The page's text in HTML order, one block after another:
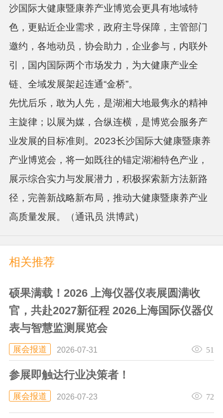
沙国际大健康暨康养产业博览会更具有地域特
色，更贴近企业需求，政府主导保障，主管部门
邀约，各地动员，协会助力，企业参与，内联外
引，国内国际两个市场发力，为大健康产业全
链、全域发展架起连通“金桥”。
先忧后乐，敢为人先，是湖湘大地最隽永的精神
主旋律；以展为媒，合纵连横，是博览会服务产
业发展的目标准则。 2023长沙国际大健康暨康养
产业博览会，将一如既往的锚定湖湘特色产业，
展示综合实力与发展潜力，积极探索新方法新路
径，完善新战略新布局，推动大健康暨康养产业
高质量发展。（通讯员 洪博武）
相关推荐
硕果满载！2026 上海仪器仪表展圆满收
官，共赴2027新征程 2026上海国际仪器仪
表与智慧监测展览会
展会报道 2026-07-31 51
参展即触达行业决策者！
展会报道 2026-07-23 72